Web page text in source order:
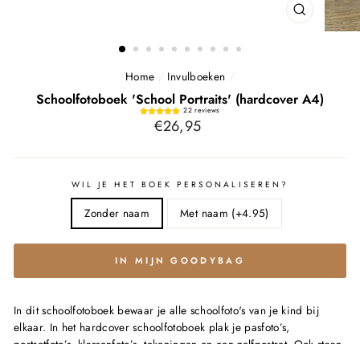
SLUITEN
(ESC)
Home / Invulboeken /
Schoolfotoboek 'School Portraits' (hardcover A4)
22 reviews
Normale
€26,95
WIL JE HET BOEK PERSONALISEREN?
Zonder naam Met naam (+4.95)
IN MIJN GOODYBAG
In dit schoolfotoboek bewaar je alle schoolfoto's van je kind bij
elkaar. In het hardcover schoolfotoboek plak je pasfoto’s,